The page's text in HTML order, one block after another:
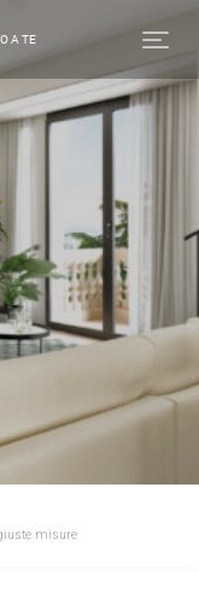
A TE
misure